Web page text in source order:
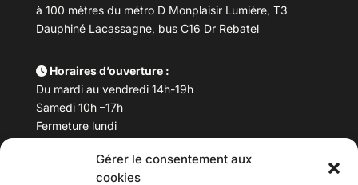
Gérer le consentement aux
cookies
à 100 mètres du métro D Monplaisir Lumière, T3
Dauphiné Lacassagne, bus C16 Dr Rebatel
Horaires d’ouverture :
Du mardi au vendredi 14h-19h
Samedi 10h –17h
Fermeture lundi
Téléphone : 04 78 53 06 40